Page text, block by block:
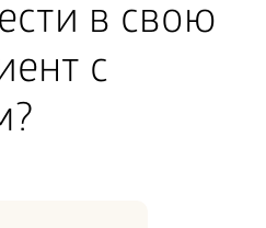
в свою
с